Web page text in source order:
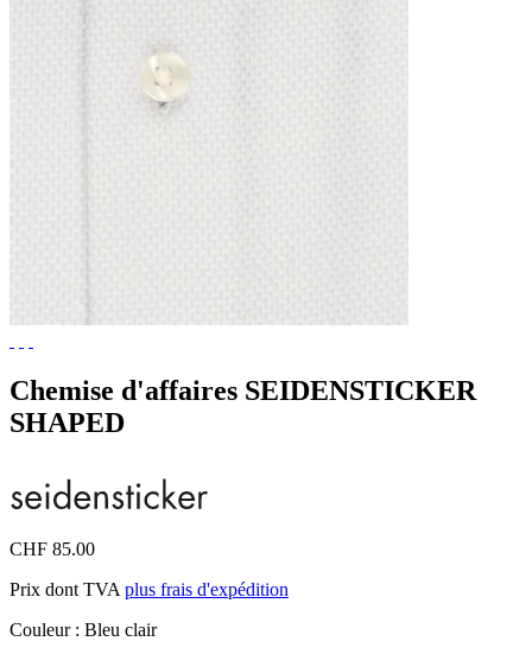
Chemise d'affaires SEIDENSTICKER
SHAPED
CHF 85.00
Prix dont TVA plus frais d'expédition
Couleur : Bleu clair